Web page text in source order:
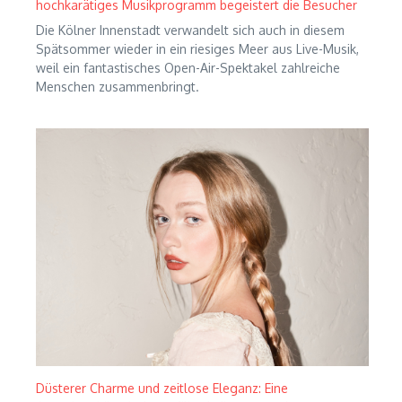
hochkarätiges Musikprogramm begeistert die Besucher
Die Kölner Innenstadt verwandelt sich auch in diesem
Spätsommer wieder in ein riesiges Meer aus Live-Musik,
weil ein fantastisches Open-Air-Spektakel zahlreiche
Menschen zusammenbringt.
Düsterer Charme und zeitlose Eleganz: Eine